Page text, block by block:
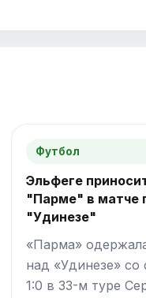
Футбол
Эльфеге
"Парме" в матче
"Удинезе"
«Парма»
над «Удинезе» со
1:0 в 33-м туре